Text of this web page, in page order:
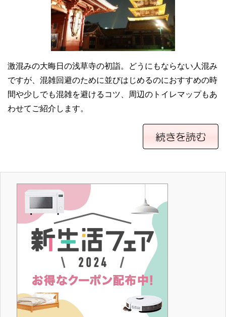
激混みの大晦日の浅草寺の初詣。どうにもならない人混み
ですが、混雑回避のために並びはじめるのにおすすめの時
間や少しでも混雑を避けるコツ、周辺のトイレマップもあ
わせてご紹介します。